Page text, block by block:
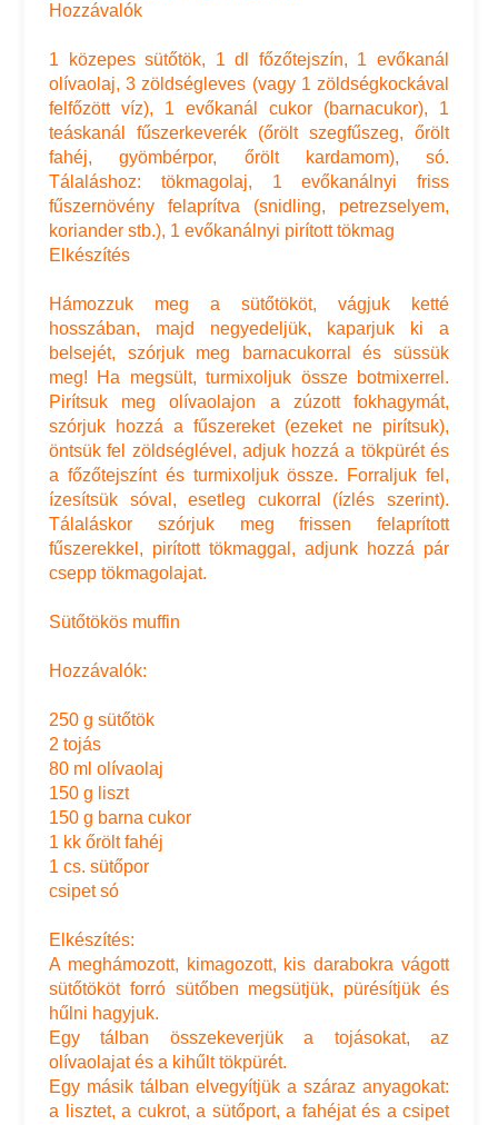
Hozzávalók
1 közepes sütőtök, 1 dl főzőtejszín, 1 evőkanál
olívaolaj, 3 zöldségleves (vagy 1 zöldségkockával
felfőzött víz), 1 evőkanál cukor (barnacukor), 1
teáskanál fűszerkeverék (őrölt szegfűszeg, őrölt
fahéj, gyömbérpor, őrölt kardamom), só.
Tálaláshoz: tökmagolaj, 1 evőkanálnyi friss
fűszernövény felaprítva (snidling, petrezselyem,
koriander stb.), 1 evőkanálnyi pirított tökmag
Elkészítés
Hámozzuk meg a sütőtököt, vágjuk ketté
hosszában, majd negyedeljük, kaparjuk ki a
belsejét, szórjuk meg barnacukorral és süssük
meg! Ha megsült, turmixoljuk össze botmixerrel.
Pirítsuk meg olívaolajon a zúzott fokhagymát,
szórjuk hozzá a fűszereket (ezeket ne pirítsuk),
öntsük fel zöldséglével, adjuk hozzá a tökpürét és
a főzőtejszínt és turmixoljuk össze. Forraljuk fel,
ízesítsük sóval, esetleg cukorral (ízlés szerint).
Tálaláskor szórjuk meg frissen felaprított
fűszerekkel, pirított tökmaggal, adjunk hozzá pár
csepp tökmagolajat.
Sütőtökös muffin
Hozzávalók:
250 g sütőtök
2 tojás
80 ml olívaolaj
150 g liszt
150 g barna cukor
1 kk őrölt fahéj
1 cs. sütőpor
csipet só
Elkészítés:
A meghámozott, kimagozott, kis darabokra vágott
sütőtököt forró sütőben megsütjük, pürésítjük és
hűlni hagyjuk.
Egy tálban összekeverjük a tojásokat, az
olívaolajat és a kihűlt tökpürét.
Egy másik tálban elvegyítjük a száraz anyagokat:
a lisztet, a cukrot, a sütőport, a fahéjat és a csipet